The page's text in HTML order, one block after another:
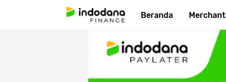
Beranda Merchant